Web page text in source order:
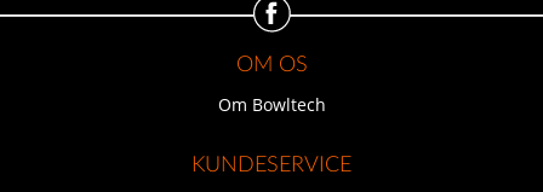
øjeblikket
OM OS
Om Bowltech
KUNDESERVICE